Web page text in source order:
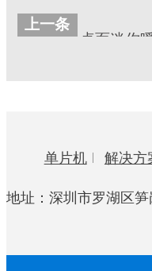
上一条
桌面迷你
单片机 解决方
地址：深圳市罗湖区